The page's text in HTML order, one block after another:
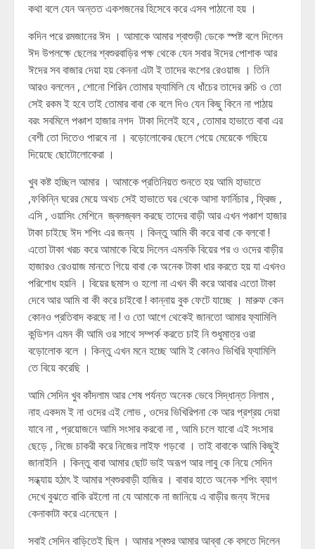
কথা বলে যেন অন্তত একশজনের হিসেবে করে এসব পাঠানো হয় ।
কদিন পরে রমজানের ঈদ । আমাকে আমার শ্বাশুড়ী ডেকে স্পষ্ট বলে দিলেন
ঈদ উপলক্ষে ছেলের শ্বশুরবাড়ির পক্ষ থেকে যেন সবার ঈদের পোশাক আর
ঈদের সব বাজার দেয়া হয় কেননা এটা ই তাদের বংশের রেওয়াজ । তিনি
আরও বললেন , শোনো শিরিন তোমার ফ্যামিলি যে ধাঁচের তাদের রুচি ও তো
সেই রকম ই হবে তাই তোমার বাবা কে বলে দিও যেন কিছু কিনে না পাঠায়
বরং সবমিলে পঞ্চাশ হাজার নগদ টাকা দিলেই হবে , তোমার হাভাতে বাবা এর
বেশী তো দিতেও পারবে না । বড়োলোকের ছেলে পেয়ে মেয়েকে গছিয়ে
দিয়েছে ছোটোলোকেরা ।
খুব কষ্ট হচ্ছিল আমার । আমাকে প্রতিনিয়ত শুনতে হয় আমি হাভাতে
,ফকিন্নি ঘরের মেয়ে অথচ সেই হাভাতে ঘর থেকে আসা ফার্নিচার , ফ্রিজ ,
এসি , ওয়াসিং মেশিনে জ্বলজ্বল করছে তাদের বাড়ী আর এখন পঞ্চাশ হাজার
টাকা চাইছে ঈদ শপিং এর জন্য । কিন্তু আমি কী করে বাবা কে বলবো !
এতো টাকা খরচ করে আমাকে বিয়ে দিলেন এমনকি বিয়ের পর ও ওদের বাড়ীর
হাজারও রেওয়াজ মানতে গিয়ে বাবা কে অনেক টাকা ধার করতে হয় যা এখনও
পরিশোধ হয়নি । বিয়ের ছমাস ও হলো না এখন কী করে আবার এতো টাকা
দেবে আর আমি বা কী করে চাইবো ! কান্নায় বুক ফেটে যাচ্ছে । মারুফ কেন
কোনও প্রতিবাদ করছে না ! ও তো আগে থেকেই জানতো আমার ফ্যামিলি
কন্ডিশন এমন কী আমি ওর সাথে সম্পর্ক করতে চাই নি শুধুমাত্র ওরা
বড়োলোক বলে । কিন্তু এখন মনে হচ্ছে আমি ই কোনও ভিখিরি ফ্যামিলি
তে বিয়ে করেছি ।
আমি সেদিন খুব কাঁদলাম আর শেষ পর্যন্ত অনেক ভেবে সিদ্ধান্ত নিলাম ,
নাহ একদম ই না ওদের এই লোভ , ওদের ভিখিরিপনা কে আর প্রশ্রয় দেয়া
যাবে না , প্রয়োজনে আমি সংসার করবো না , আমি চলে যাবো এই সংসার
ছেড়ে , নিজে চাকরী করে নিজের লাইফ গড়বো । তাই বাবাকে আমি কিছুই
জানাইনি । কিন্তু বাবা আমার ছোট ভাই অরূপ আর লাবু কে নিয়ে সেদিন
সন্ধ্যায় হঠাৎ ই আমার শ্বশুরবাড়ী হাজির । বাবার হাতে অনেক শপিং ব্যাগ
দেখে বুঝতে বাকি রইলো না যে আমাকে না জানিয়ে এ বাড়ীর জন্য ঈদের
কেনাকাটা করে এনেছেন ।
সবাই সেদিন বাড়িতেই ছিল । আমার শ্বশুর আমার আব্বা কে বসতে দিলেন